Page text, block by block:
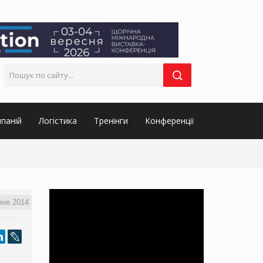
Логістика Тренінги Конференції
2014